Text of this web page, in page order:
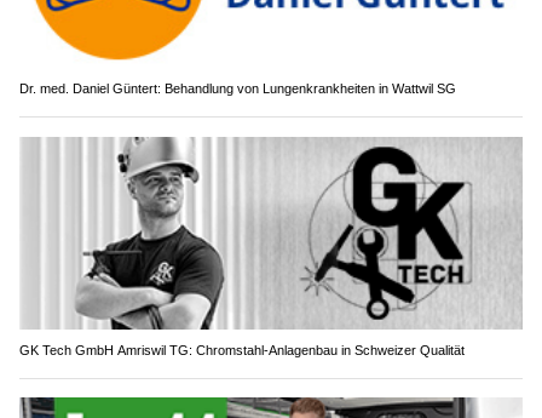
Dr. med. Daniel Güntert: Behandlung von Lungenkrankheiten in Wattwil SG
GK Tech GmbH Amriswil TG: Chromstahl-Anlagenbau in Schweizer Qualität